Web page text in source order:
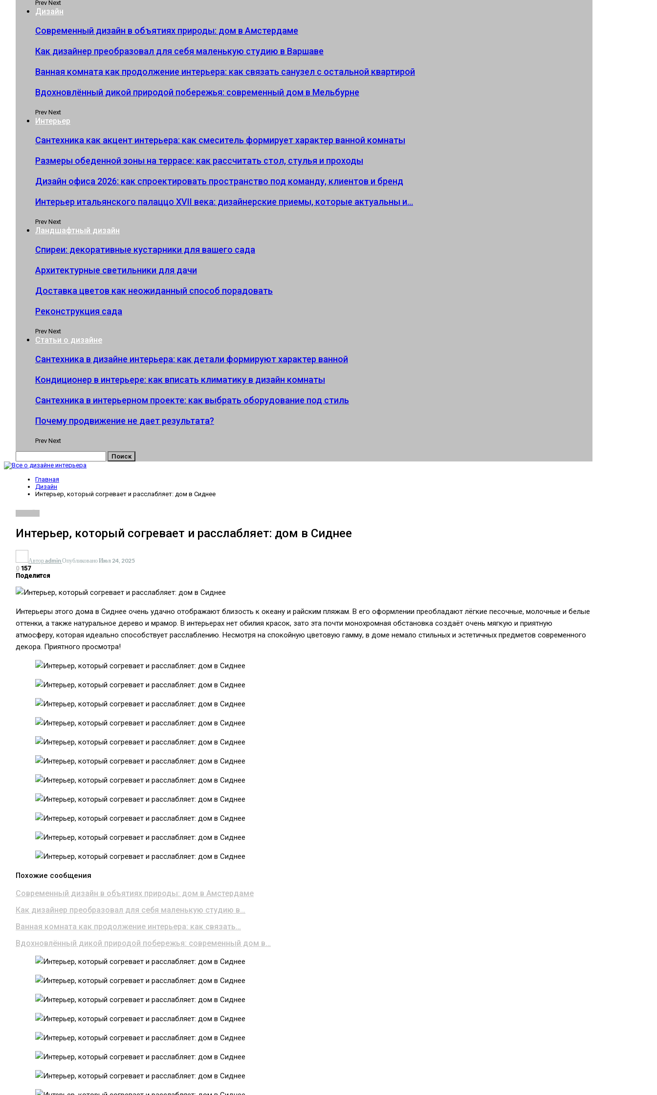
Prev Next
Дизайн
Современный дизайн в объятиях природы: дом в Амстердаме
Как дизайнер преобразовал для себя маленькую студию в Варшаве
Ванная комната как продолжение интерьера: как связать санузел с остальной квартирой
Вдохновлённый дикой природой побережья: современный дом в Мельбурне
Prev Next
Интерьер
Сантехника как акцент интерьера: как смеситель формирует характер ванной комнаты
Размеры обеденной зоны на террасе: как рассчитать стол, стулья и проходы
Дизайн офиса 2026: как спроектировать пространство под команду, клиентов и бренд
Интерьер итальянского палаццо XVII века: дизайнерские приемы, которые актуальны и…
Prev Next
Ландшафтный дизайн
Спиреи: декоративные кустарники для вашего сада
Архитектурные светильники для дачи
Доставка цветов как неожиданный способ порадовать
Реконструкция сада
Prev Next
Статьи о дизайне
Сантехника в дизайне интерьера: как детали формируют характер ванной
Кондиционер в интерьере: как вписать климатику в дизайн комнаты
Сантехника в интерьерном проекте: как выбрать оборудование под стиль
Почему продвижение не дает результата?
Prev Next
Главная
Дизайн
Интерьер, который согревает и расслабляет: дом в Сиднее
Интерьер, который согревает и расслабляет: дом в Сиднее
АвторadminОпубликованоИюл 24, 2025
0 157
Поделится
Интерьеры этого дома в Сиднее очень удачно отображают близость к океану и райским пляжам. В его оформлении преобладают лёгкие песочные, молочные и белые
оттенки, а также натуральное дерево и мрамор. В интерьерах нет обилия красок, зато эта почти монохромная обстановка создаёт очень мягкую и приятную
атмосферу, которая идеально способствует расслаблению. Несмотря на спокойную цветовую гамму, в доме немало стильных и эстетичных предметов современного
декора. Приятного просмотра!
Похожие сообщения
Современный дизайн в объятиях природы: дом в Амстердаме
Как дизайнер преобразовал для себя маленькую студию в…
Ванная комната как продолжение интерьера: как связать…
Вдохновлённый дикой природой побережья: современный дом в…